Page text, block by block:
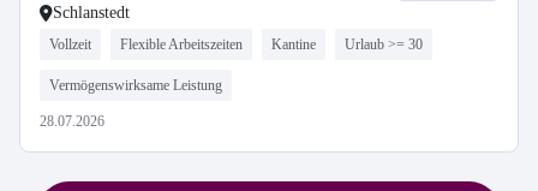
Schlanstedt
Vollzeit Flexible Arbeitszeiten Kantine Urlaub >= 30
Vermögenswirksame Leistung
28.07.2026